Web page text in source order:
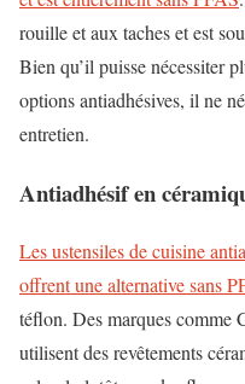
rouille et aux taches et est
Bien qu’il puisse nécessiter
options antiadhésives, il ne
entretien.
Antiadhésif en
Les ustensiles de cuisine
offrent une alternative sans
téflon. Des marques comme
utilisent des revêtements